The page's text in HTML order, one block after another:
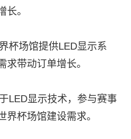
长。
杯场馆提供LED显示系
求带动订单增长。
LED显示技术，参与赛事
杯场馆建设需求。